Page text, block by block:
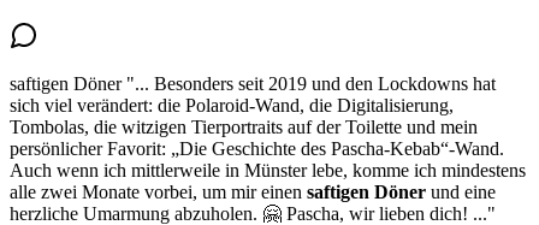
saftigen Döner "... Besonders seit 2019 und den Lockdowns hat
sich viel verändert: die Polaroid-Wand, die Digitalisierung,
Tombolas, die witzigen Tierportraits auf der Toilette und mein
persönlicher Favorit: „Die Geschichte des Pascha-Kebab“-Wand.
Auch wenn ich mittlerweile in Münster lebe, komme ich mindestens
alle zwei Monate vorbei, um mireinen saftigen Döner und eine
herzliche Umarmung abzuholen. 🤗 Pascha, wir lieben dich! ..."